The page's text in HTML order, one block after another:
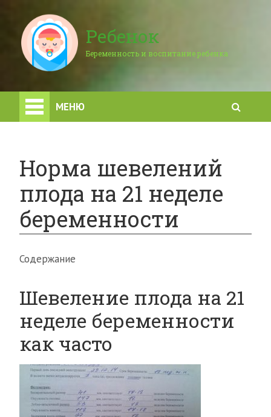
Ребенок
Беременность и воспитание ребенка
МЕНЮ
Норма шевелений
плода на 21 неделе
беременности
Содержание
Шевеление плода на 21
неделе беременности
как часто